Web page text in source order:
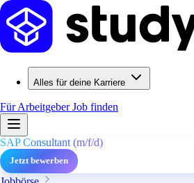
Alles für deine Karriere
Für ArbeitgeberJob finden
SAP Consultant (m/f/d)
Jetzt bewerben